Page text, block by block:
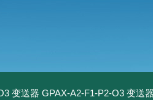
变送器 GPAX-A2-F1-P2-O3 变送